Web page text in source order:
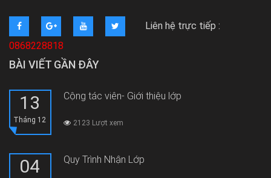
Liên hệ trực tiếp :
0868228818
BÀI VIẾT GẦN ĐÂY
13
Tháng 12
Cộng tác viên- Giới thiệu lớp
2123 Lượt xem
04 Quy Trình Nhận Lớp